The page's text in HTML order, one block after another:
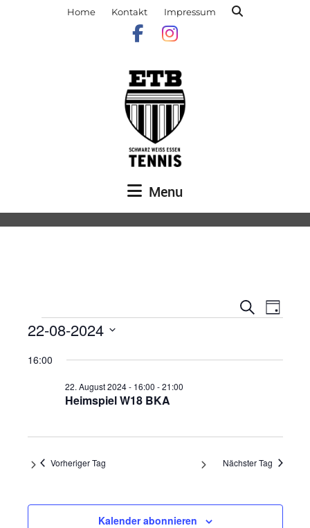
Home Kontakt Impressum
Menu
Suche
Tag
Veranstaltungen
22-08-2024
wählen.
16:00
Heimspiel W18 BKA
22. August 2024 - 16:00 -21:00
Vorheriger Tag Nächster Tag
Kalender abonnieren